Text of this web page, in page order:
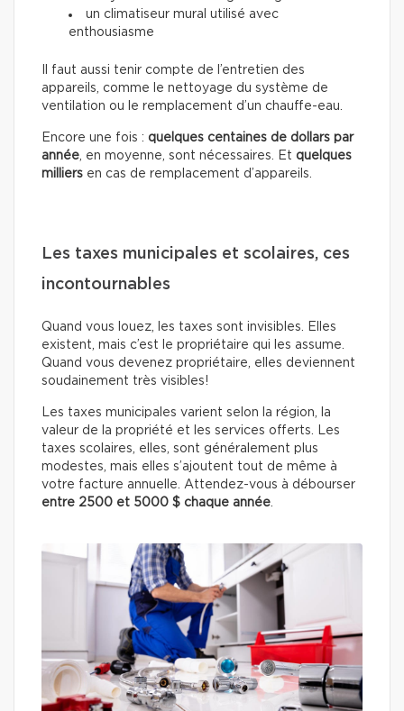
un climatiseur mural utilisé avec
enthousiasme
Il faut aussi tenir compte de l’entretien des
appareils, comme le nettoyage du système de
ventilation ou le remplacement d’un chauffe-eau.
Encore une fois : quelques centaines de dollars par
année , en moyenne, sont nécessaires. Et quelques
milliers en cas de remplacement d’appareils.
Les taxes municipales et scolaires, ces
incontournables
Quand vous louez, les taxes sont invisibles. Elles
existent, mais c’est le propriétaire qui les assume.
Quand vous devenez propriétaire, elles deviennent
soudainement très visibles!
Les taxes municipales varient selon la région, la
valeur de la propriété et les services offerts. Les
taxes scolaires, elles, sont généralement plus
modestes, mais elles s’ajoutent tout de même à
votre facture annuelle. Attendez-vous à débourser
entre 2500 et 5000 $ chaque année